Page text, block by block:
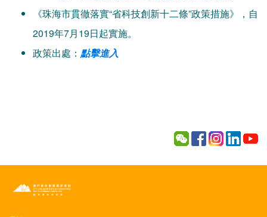
《珠海市貫徹落實“省科技創新十二條”政策措施》，自
2019年7月19日起實施。
政策出處： 點擊進入